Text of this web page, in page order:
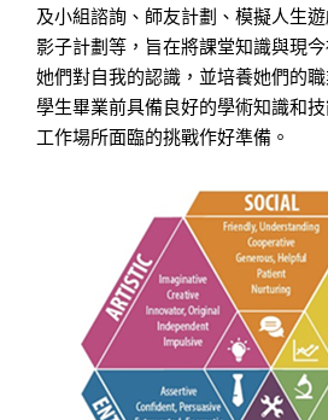
及小組諮詢、師友計劃、模擬人生
影子計劃等，旨在將課堂知識與現
她們對自我的認識，並培養她們的
學生畢業前具備良好的學術知識和
工作場所面臨的挑戰作好準備。